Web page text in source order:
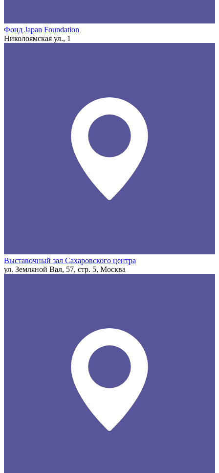
Фонд Japan Foundation
Николоямская ул., 1
Выставочный зал Сахаровского центра
ул. Земляной Вал, 57, стр. 5, Москва